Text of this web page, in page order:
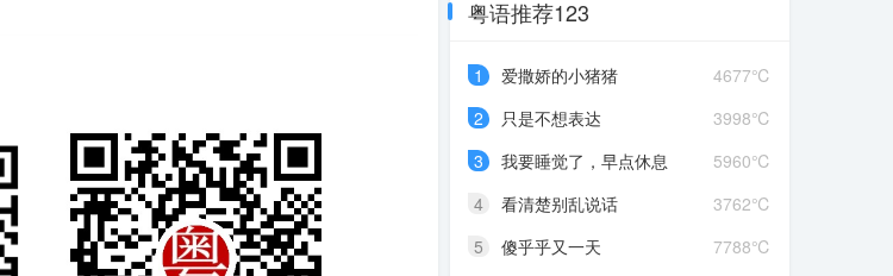
粤语推荐123
4677℃
1
爱撒娇的小猪猪
3998℃
2
只是不想表达
5960℃
3
我要睡觉了，早点休息
3762℃
4
看清楚别乱说话
7788℃
5
傻乎乎又一天